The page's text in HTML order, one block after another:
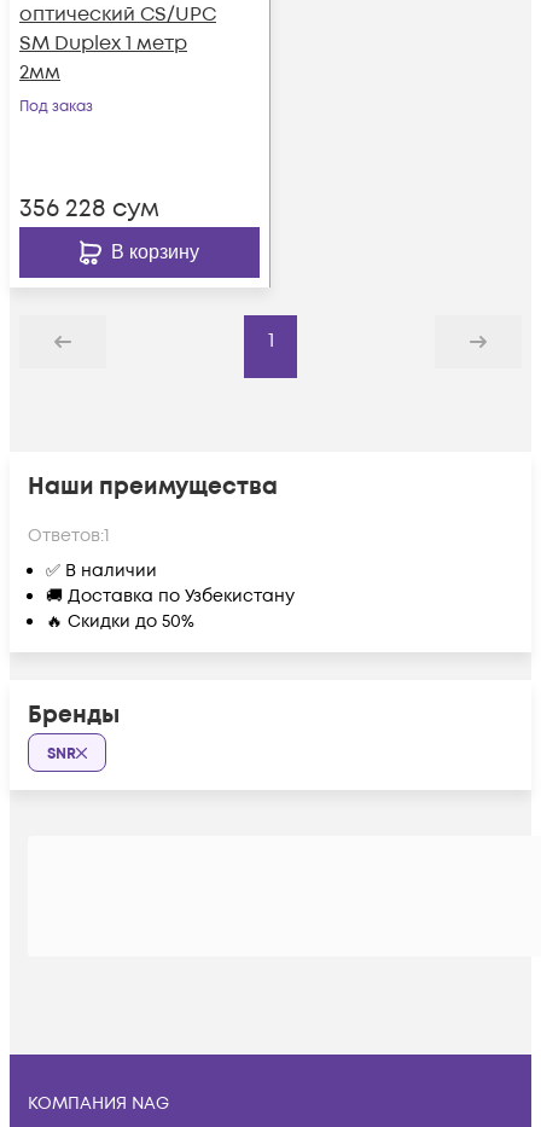
оптический CS/UPC
SM Duplex 1 метр
2мм
Под заказ
356 228 сум
В корзину
Назад
1
Дальше
Наши преимущества
Ответов:1
✅ В наличии
🚚 Доставка по Узбекистану
🔥 Скидки до 50%
Бренды
SNR
КОМПАНИЯ NAG